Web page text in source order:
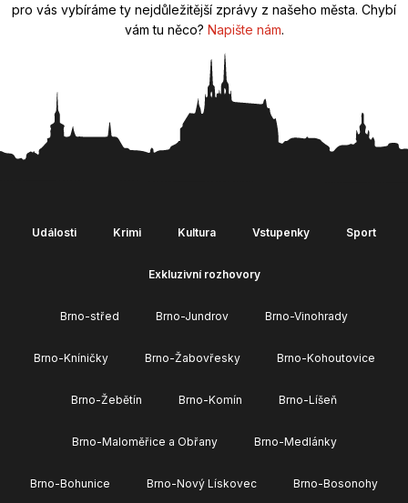
pro vás vybíráme ty nejdůležitější zprávy z našeho města. Chybí
vám tu něco? Napište nám.
Události Krimi Kultura Vstupenky Sport
Exkluzivní rozhovory
Brno-střed Brno-Jundrov Brno-Vinohrady
Brno-Kníničky Brno-Žabovřesky Brno-Kohoutovice
Brno-Žebětín Brno-Komín Brno-Líšeň
Brno-Maloměřice a Obřany Brno-Medlánky
Brno-Bohunice Brno-Nový Lískovec Brno-Bosonohy